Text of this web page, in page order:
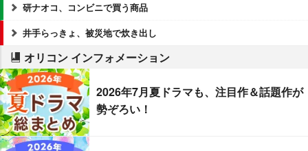
研ナオコ、コンビニで買う商品
井手らっきょ、被災地で炊き出し
オリコン インフォメーション
2026年7月夏ドラマも、注目作＆話題作が
勢ぞろい！